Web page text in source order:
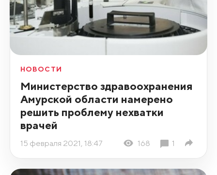
НОВОСТИ
Министерство здравоохранения
Амурской области намерено
решить проблему нехватки
врачей
15 февраля 2021, 18:47 168 1